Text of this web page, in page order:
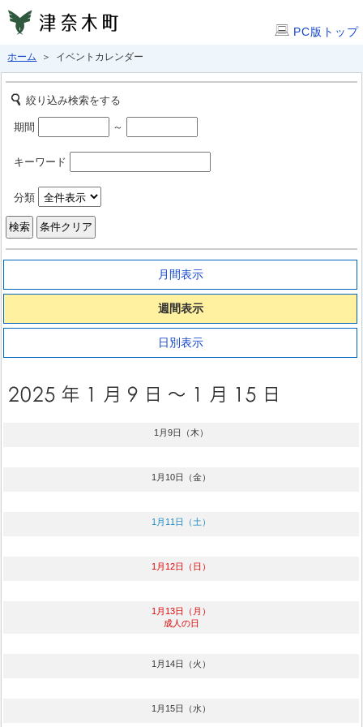
PC版トップ
ホーム ＞ イベントカレンダー
絞り込み検索をする
期間 ～
キーワード
分類
月間表示
週間表示
日別表示
1月9日（木）
1月10日（金）
1月11日（土）
1月12日（日）
1月13日（月）
成人の日
1月14日（火）
1月15日（水）